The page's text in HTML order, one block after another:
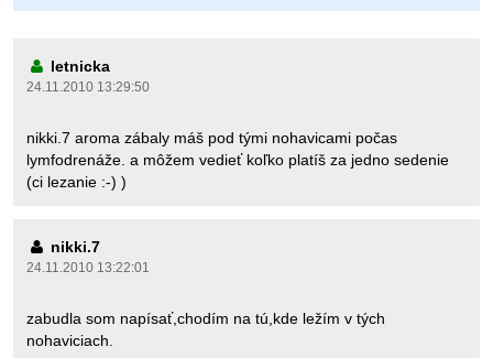
letnicka
24.11.2010 13:29:50
nikki.7 aroma zábaly máš pod tými nohavicami počas
lymfodrenáže. a môžem vedieť koľko platíš za jedno sedenie
(ci lezanie :-) )
nikki.7
24.11.2010 13:22:01
zabudla som napísať,chodím na tú,kde ležím v tých
nohaviciach.